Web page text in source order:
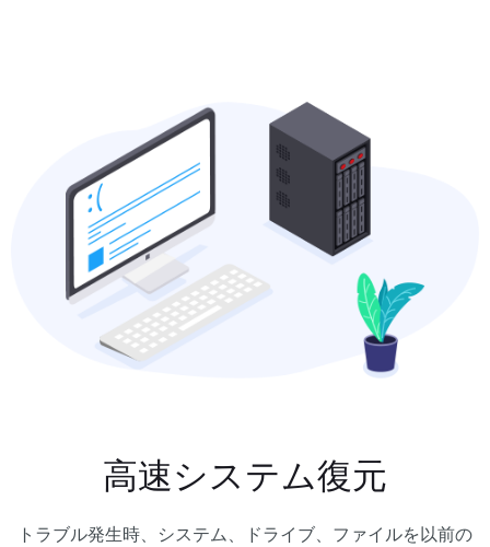
高速システム復元
トラブル発生時、システム、ドライブ、ファイルを以前の